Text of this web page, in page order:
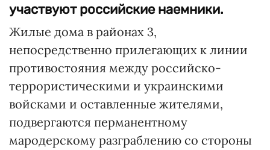
участвуют российские наемники.
Жилые дома в районах 3,
непосредственно прилегающих к линии
противостояния между российско-
террористическими и украинскими
войсками и оставленные жителями,
подвергаются перманентному
мародерскому разграблению со стороны